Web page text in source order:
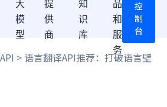
大
模
型
提
供
商
知
识
库
品
和
服
务
控
制
台
> 语言翻译API推荐：打破语言壁